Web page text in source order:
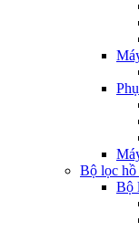
Bộ lọc hồ
Bộ